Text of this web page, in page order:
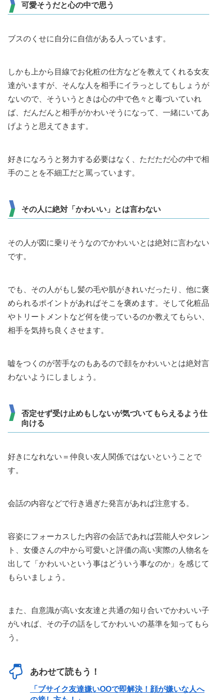
可愛そうだと心の中で思う
ブスのくせに自分に自信がある人っています。
しかも上から目線でお化粧の仕方などを教えてくれる女友
達がいますが、そんな人を相手にイラっとしてもしょうが
ないので、そういうときは心の中で色々と毒づいていれ
ば、だんだんと相手がかわいそうになって、一緒にいてあ
げようと思えてきます。
好きになろうと努力する必要はなく、ただただ心の中で相
手のことを不細工だと罵っています。
その人に絶対「かわいい」とは言わない
その人が図に乗りそうなのでかわいいとは絶対に言わない
です。
でも、その人がもし髪の毛や肌がきれいだったり、他に褒
められるポイントがあればそこを褒めます。そして化粧品
やトリートメントなど何を使っているのか教えてもらい、
相手を気持ち良くさせます。
嘘をつくのが苦手なのもあるので顔をかわいいとは絶対言
わないようにしましょう。
否定せず受け止めもしないが気づいてもらえるよう仕
向ける
好きになれない＝仲良い友人関係ではないということで
す。
会話の内容などで行き過ぎた発言があれば注意する。
容姿にフォーカスした内容の会話であれば芸能人やタレン
ト、女優さんの中から可愛いと評価の高い実際の人物名を
出して「かわいいという事はどういう事なのか」を感じて
もらいましょう。
また、自意識が高い女友達と共通の知り合いでかわいい子
がいれば、その子の話をしてかわいいの基準を知ってもら
う。
あわせて読もう！
「ブサイク友達嫌いOOで即解決！顔が嫌いな人へ